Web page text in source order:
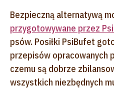
Bezpieczną alternatywą
przygotowywane przez
psów. Posiłki PsiBufet
przepisów opracowanych
czemu są dobrze
wszystkich niezbędnych